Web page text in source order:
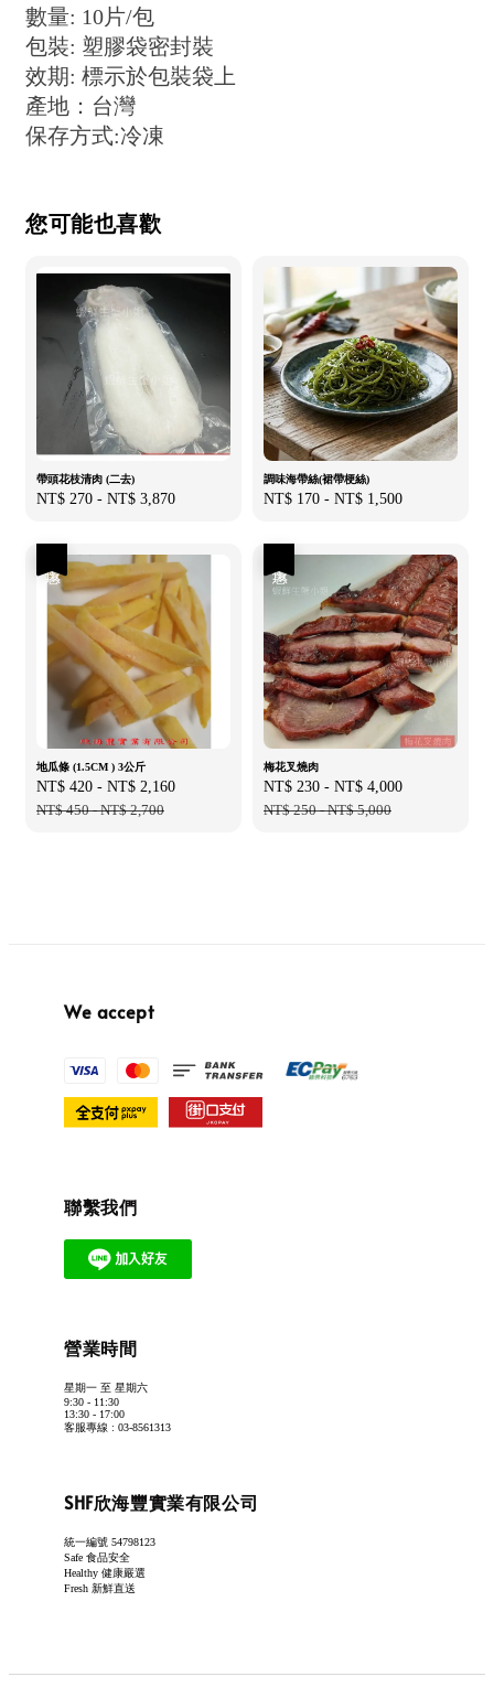
數量: 10片/包
包裝: 塑膠袋密封裝
效期: 標示於包裝袋上
產地：台灣
保存方式:冷凍
您可能也喜歡
帶頭花枝清肉 (二去)
Regular
NT$ 270 - NT$ 3,870
調味海帶絲(裙帶梗絲)
Regular
NT$ 170 - NT$ 1,500
地瓜條 (1.5CM ) 3公斤
Sale
price
NT$ 420 - NT$ 2,160
NT$ 450-NT$ 2,700
梅花叉燒肉
Sale
price
NT$ 230 - NT$ 4,000
NT$ 250-NT$ 5,000
We accept
聯繫我們
營業時間
星期一 至 星期六
9:30 - 11:30
13:30 - 17:00
客服專線 : 03-8561313
SHF欣海豐實業有限公司
統一編號 54798123
Safe 食品安全
Healthy 健康嚴選
Fresh 新鮮直送